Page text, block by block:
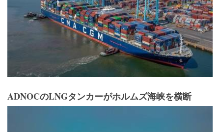
ADNOCのLNGタンカーがホルムズ海峡を横断